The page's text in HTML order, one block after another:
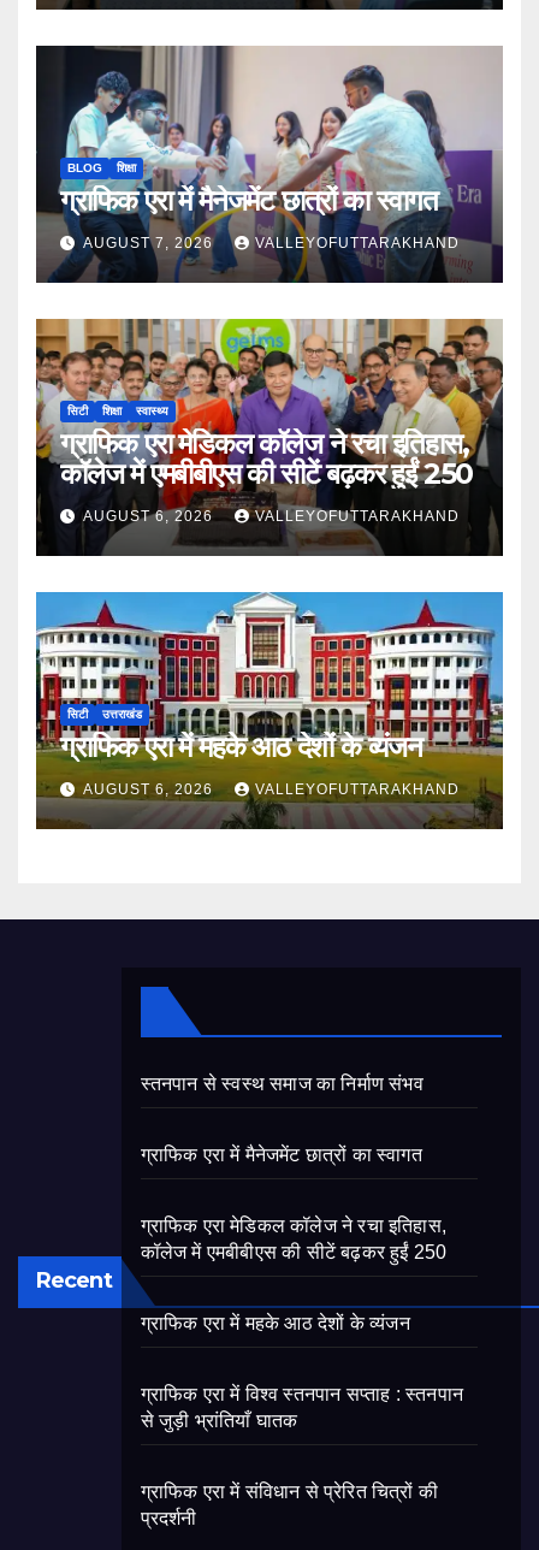
BLOG शिक्षा
ग्राफिक एरा में मैनेजमेंट छात्रों का स्वागत
AUGUST 7, 2026 VALLEYOFUTTARAKHAND
सिटी शिक्षा स्वास्थ्य
ग्राफिक एरा मेडिकल कॉलेज ने रचा इतिहास,
कॉलेज में एमबीबीएस की सीटें बढ़कर हुईं 250
AUGUST 6, 2026 VALLEYOFUTTARAKHAND
सिटी उत्तराखंड
ग्राफिक एरा में महके आठ देशों के व्यंजन
AUGUST 6, 2026 VALLEYOFUTTARAKHAND
Recent
स्तनपान से स्वस्थ समाज का निर्माण संभव
ग्राफिक एरा में मैनेजमेंट छात्रों का स्वागत
ग्राफिक एरा मेडिकल कॉलेज ने रचा इतिहास,
कॉलेज में एमबीबीएस की सीटें बढ़कर हुईं 250
ग्राफिक एरा में महके आठ देशों के व्यंजन
ग्राफिक एरा में विश्व स्तनपान सप्ताह : स्तनपान
से जुड़ी भ्रांतियाँ घातक
ग्राफिक एरा में संविधान से प्रेरित चित्रों की
प्रदर्शनी